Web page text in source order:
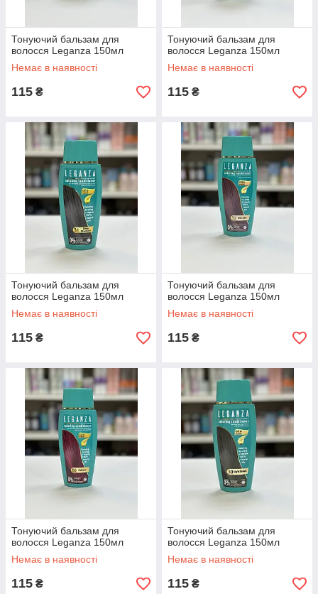
Тонуючий бальзам для
волосся Leganza 150мл
Немає в наявності
115 ₴
Тонуючий бальзам для
волосся Leganza 150мл
Немає в наявності
115 ₴
Тонуючий бальзам для
волосся Leganza 150мл
Немає в наявності
115 ₴
Тонуючий бальзам для
волосся Leganza 150мл
Немає в наявності
115 ₴
Тонуючий бальзам для
волосся Leganza 150мл
Немає в наявності
115 ₴
Тонуючий бальзам для
волосся Leganza 150мл
Немає в наявності
115 ₴